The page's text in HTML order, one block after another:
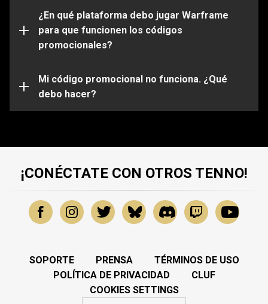
¿En qué plataforma debo jugar Warframe
para que funcionen los códigos
promocionales?
funcionarán en determinadas plataformas. Asegúrate
de iniciar sesión en tu cuenta de Warframe que esta
vinculada a la plataforma de tu elección.
Mi código promocional no funciona. ¿Qué
debo hacer?
Es posible que tu código promocional haya expirado o
problemas específicos, envía una solicitud a nuestro
equipo de atención al cliente
¡CONÉCTATE CON OTROS TENNO!
SOPORTE PRENSA
TÉRMINOS DE USO
POLÍTICA DE PRIVACIDAD
CLUF
COOKIES SETTINGS